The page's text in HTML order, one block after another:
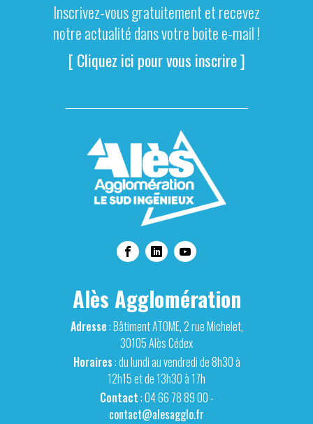
Inscrivez-vous gratuitement et recevez
notre actualité dans votre boite e-mail !
[ Cliquez ici pour vous inscrire ]
Alès Agglomération
Adresse: Bâtiment ATOME, 2 rue Michelet,
30105 Alès Cédex
Horaires: du lundi au vendredi de 8h30 à
12h15 et de 13h30 à 17h
Contact: 04 66 78 89 00 -
contact@alesagglo.fr